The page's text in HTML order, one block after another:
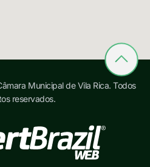
Municipal de Vila Rica. Todos
reservados.